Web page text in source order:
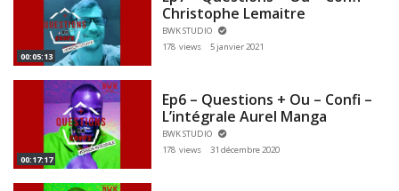
00:05:13
Christophe Lemaitre
BWK STUDIO
178 views
5 janvier 2021
00:17:17
Ep6 – Questions + Ou – Confi –
L’intégrale Aurel Manga
BWK STUDIO
178 views
31 décembre 2020